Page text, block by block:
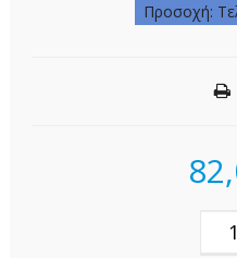
Προσοχή: